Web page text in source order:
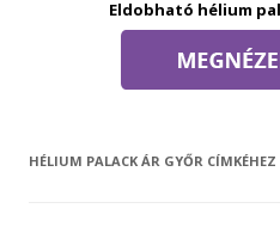
Eldobható hélium
HÉLIUM PALACK ÁR GYŐR CÍMKÉHEZ